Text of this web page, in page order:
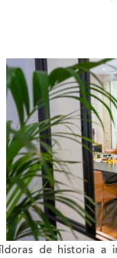
de historia a